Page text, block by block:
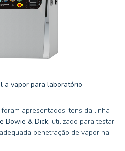
a vapor para laboratório
apresentados itens da linha
Bowie & Dick, utilizado para testar
penetração de vapor na